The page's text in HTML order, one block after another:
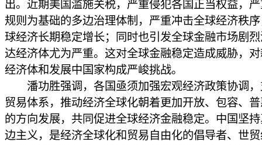
出。近期美国滥施关税，严重侵犯各国正当权益，
规则为基础的多边治理体制，严重冲击全球经济秩
球经济长期稳定增长；同时也引发全球金融市场剧
达经济体尤为严重。这对全球金融稳定造成威胁，
经济体和发展中国家构成严峻挑战。
潘功胜强调，各国亟须加强宏观经济政策协调，
贸易体系，推动经济全球化朝着更加开放、包容、
的方向发展，共同促进全球经济金融稳定。中国坚
边主义，是经济全球化和贸易自由化的倡导者、世